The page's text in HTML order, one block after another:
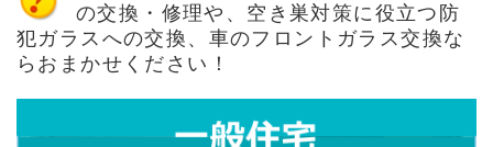
の交換・修理や、空き巣対策に役立つ防
犯ガラスへの交換、車のフロントガラス交換な
らおまかせください！